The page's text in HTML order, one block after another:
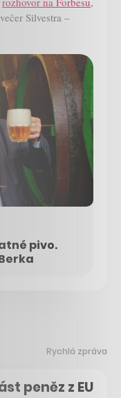
Silvestra –
pivo.
Rychlá zpráva
peněz z EU